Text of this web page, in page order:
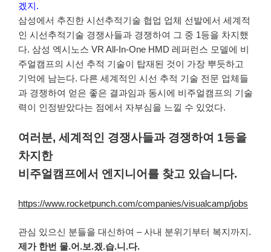
겠지.
삼성에서 추진한 시선추적기술 협업 업체 선발에서 세계적
인 시선추적기술 경쟁사들과 경쟁하여 그 중 1등을 차지했
다. 삼성 엑시노스 VR All-In-One HMD 레퍼런스 모델에 비
주얼캠프의 시선 추적 기술이 탑재된 것이 가장 뿌듯하고
기억에 남는다. 다른 세계적인 시선 추적 기술 전문 업체들
과 경쟁하여 얻은 좋은 결과임과 동시에 비주얼캠프의 기술
력이 인정받았다는 점에서 자부심을 느낄 수 있었다.
여러분, 세계적인 경쟁사들과 경쟁하여 1등을
차지한
비주얼캠프에서 엔지니어를 찾고 있습니다.
https://www.rocketpunch.com/companies/visualcamp/jobs
관심 있으신 분들을 대신하여 – 사내 분위기부터 복지까지.
제가 한번 물.어.보.겠.습.니.다.